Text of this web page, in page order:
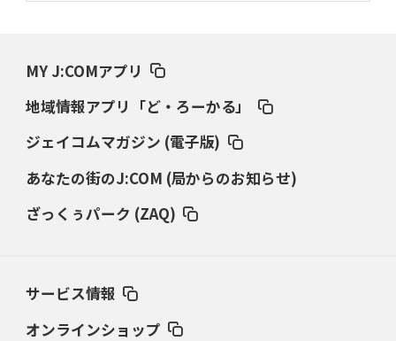
ダイナボアーズ、“逆輸入SO”三宅駿
「ニュージーランドのフレア（閃
2026年3月5日(木)更新
2026年2月19日(木)更新
37年女子W杯招致への課題と期待
MY J:COMアプリ
地域情報アプリ「ど・ろーかる」
ジェイコムマガジン (電子版)
あなたの街のJ:COM (局からのお知らせ)
ざっくぅパーク (ZAQ)
サービス情報
オンラインショップ